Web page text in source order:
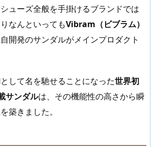
ューズ全般を手掛けるブランドでは
なんといってもVibram（ビブラム）
開発のサンダルがメインプロダクト
して名を馳せることになった世界初
サンダルは、その機能性の高さから瞬
築きました。